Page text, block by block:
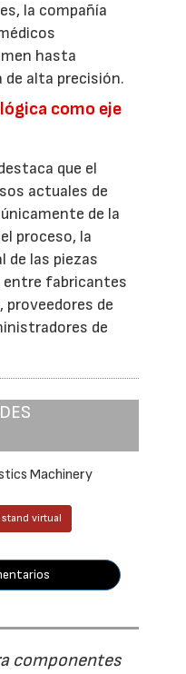
la compañía
hasta
alta precisión.
como eje
que el
actuales de
de la
proceso, la
de las piezas
entre fabricantes
proveedores de
de
Machinery
stand virtual
componentes